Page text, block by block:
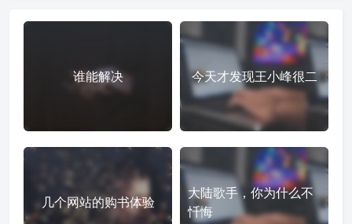
谁能解决 今天才发现王小峰很二
几个网站的购书体验
大陆歌手，你为什么不
忏悔